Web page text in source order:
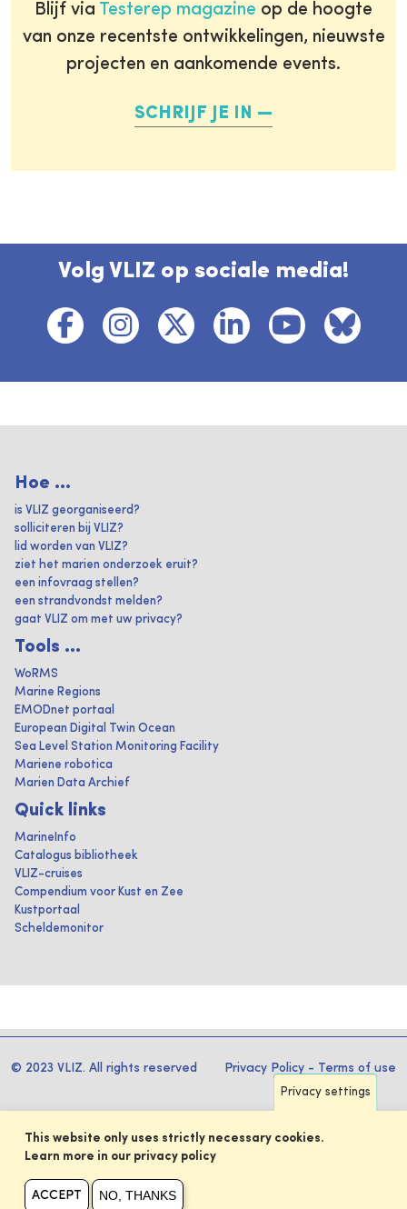
Blijf via Testerep magazine op de hoogte
van onze recentste ontwikkelingen, nieuwste
projecten en aankomende events.
SCHRIJF JE IN
Volg VLIZ op sociale media!
Hoe ...
is VLIZ georganiseerd?
solliciteren bij VLIZ?
lid worden van VLIZ?
ziet het marien onderzoek eruit?
een infovraag stellen?
een strandvondst melden?
gaat VLIZ om met uw privacy?
Tools ...
WoRMS
Marine Regions
EMODnet portaal
European Digital Twin Ocean
Sea Level Station Monitoring Facility
Mariene robotica
Marien Data Archief
Quick links
MarineInfo
Catalogus bibliotheek
VLIZ-cruises
Compendium voor Kust en Zee
Kustportaal
Scheldemonitor
© 2023 VLIZ. All rights reserved Privacy Policy - Terms of use
Privacy settings
This website only uses strictly necessary cookies.
Learn more in our privacy policy
ACCEPT NO, THANKS